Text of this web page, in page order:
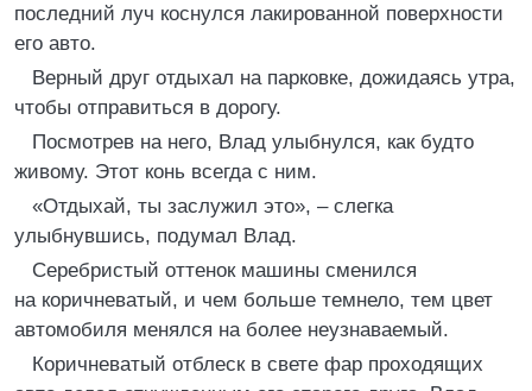
последний луч коснулся лакированной поверхности
его авто.
Верный друг отдыхал на парковке, дожидаясь утра,
чтобы отправиться в дорогу.
Посмотрев на него, Влад улыбнулся, как будто
живому. Этот конь всегда с ним.
«Отдыхай, ты заслужил это», – слегка
улыбнувшись, подумал Влад.
Серебристый оттенок машины сменился
на коричневатый, и чем больше темнело, тем цвет
автомобиля менялся на более неузнаваемый.
Коричневатый отблеск в свете фар проходящих